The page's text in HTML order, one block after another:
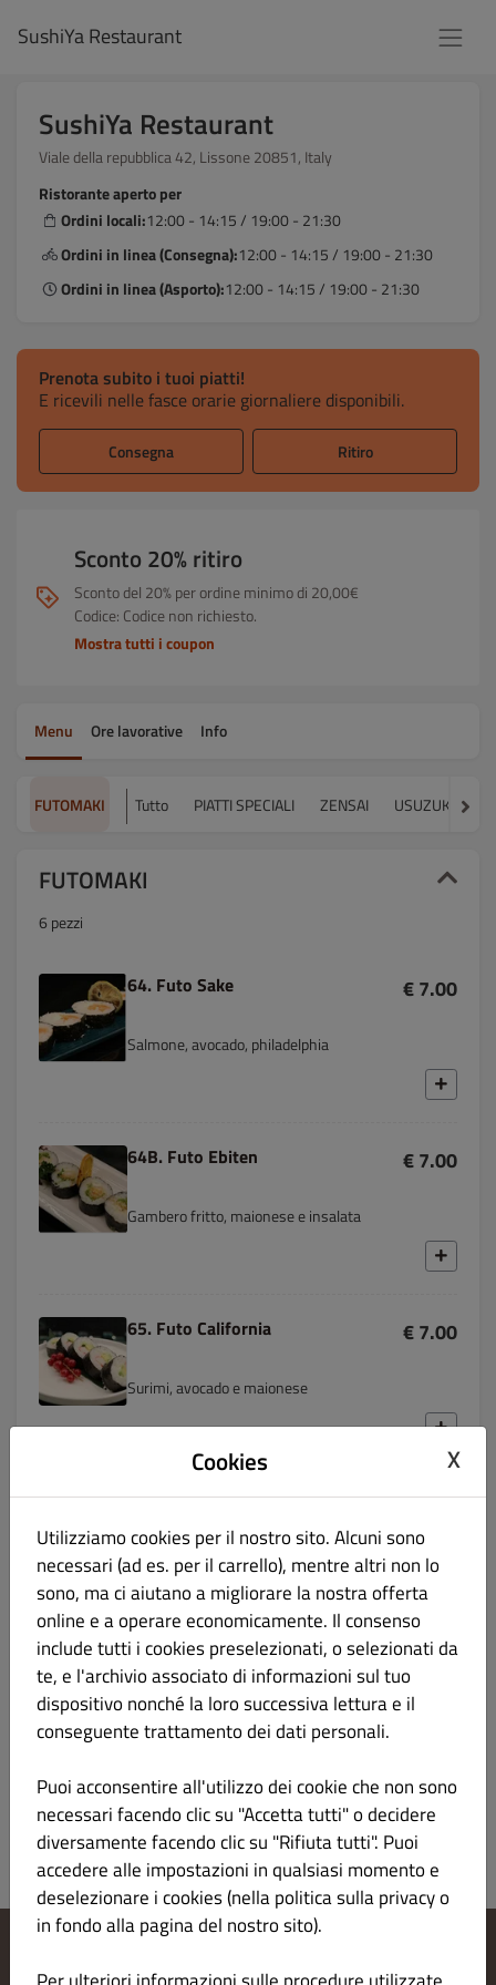
SushiYa Restaurant
SushiYa Restaurant
Viale della repubblica 42, Lissone 20851, Italy
Ristorante aperto per
Ordini locali:12:00 - 14:15 / 19:00 - 21:30
Ordini in linea (Consegna):12:00 - 14:15 / 19:00 - 21:30
Ordini in linea (Asporto):12:00 - 14:15 / 19:00 - 21:30
Prenota subito i tuoi piatti!
E ricevili nelle fasce orarie giornaliere disponibili.
Consegna Ritiro
Sconto 20% ritiro
Sconto del 20% per ordine minimo di 20,00€
Codice: Codice non richiesto.
Mostra tutti i coupon
Menu Ore lavorative Info
FUTOMAKI Tutto PIATTI SPECIALI ZENSAI USUZUKURI
FUTOMAKI
6 pezzi
64. Futo Sake € 7.00
Salmone, avocado, philadelphia
64B. Futo Ebiten € 7.00
Gambero fritto, maionese e insalata
65. Futo California € 7.00
Surimi, avocado e maionese
65B. Futo Vegan € 6.00
Avocado, insalata, cetrioli e maionese
66. Futo Fritto Cipolle € 7.00
Salmone, avocado e philadelphia, cipolle fritte
Modifica le impostazioni dei cookie
Cookies X
Utilizziamo cookies per il nostro sito. Alcuni sono
necessari (ad es. per il carrello), mentre altri non lo
sono, ma ci aiutano a migliorare la nostra offerta
online e a operare economicamente. Il consenso
include tutti i cookies preselezionati, o selezionati da
te, e l'archivio associato di informazioni sul tuo
dispositivo nonché la loro successiva lettura e il
conseguente trattamento dei dati personali.
Puoi acconsentire all'utilizzo dei cookie che non sono
necessari facendo clic su "Accetta tutti" o decidere
diversamente facendo clic su "Rifiuta tutti". Puoi
accedere alle impostazioni in qualsiasi momento e
deselezionare i cookies (nella politica sulla privacy o
in fondo alla pagina del nostro sito).